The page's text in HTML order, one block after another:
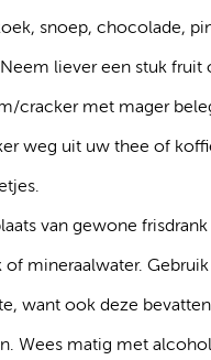
snoep, chocolade,
liever een stuk fruit
cracker met mager
weg uit uw thee of
van gewone
of mineraalwater.
want ook deze
Wees matig met